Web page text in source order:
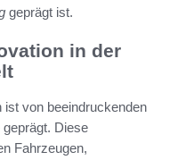
geprägt ist.
in der
ist von beeindruckenden
geprägt. Diese
Fahrzeugen,